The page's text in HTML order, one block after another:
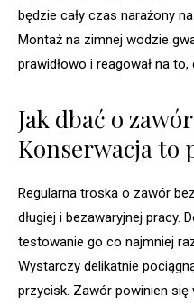
będzie cały czas narażony
Montaż na zimnej wodzie
prawidłowo i reagował na
Jak dbać o
Konserwacja to
Regularna troska o zawór
długiej i bezawaryjnej pracy.
testowanie go co najmniej
Wystarczy delikatnie
przycisk. Zawór powinien